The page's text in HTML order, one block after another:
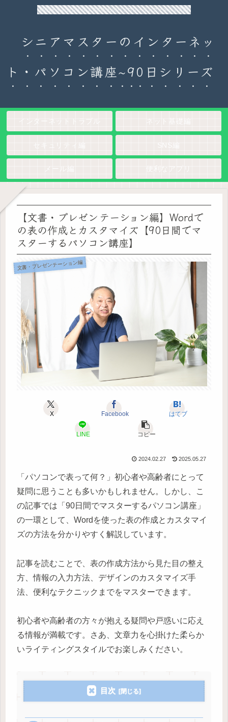
90日チャレンジ！シニアのためのパソコン・インターネット入門
シニアマスターのインターネッ
ト・パソコン講座~90日シリーズ
【文書・プレゼンテーション編】Wordで
の表の作成とカスタマイズ【90日間でマ
スターするパソコン講座】
文書・プレゼンテーション編
X Facebook はてブ
LINE コピー
2024.02.27 2025.05.27
「パソコンで表って何？」初心者や高齢者にとって
疑問に思うことも多いかもしれません。しかし、こ
の記事では「90日間でマスターするパソコン講座」
の一環として、Wordを使った表の作成とカスタマイ
ズの方法を分かりやすく解説しています。
記事を読むことで、表の作成方法から見た目の整え
方、情報の入力方法、デザインのカスタマイズ手
法、便利なテクニックまでをマスターできます。
初心者や高齢者の方々が抱える疑問や戸惑いに応え
る情報が満載です。さあ、文章力を心掛けた柔らか
いライティングスタイルでお楽しみください。
目次